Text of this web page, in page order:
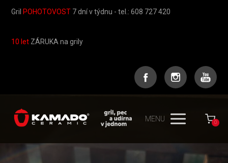
Gril POHOTOVOST 7 dní v týdnu - tel.: 608 727 420
10 let ZÁRUKA na grily
MENU 0